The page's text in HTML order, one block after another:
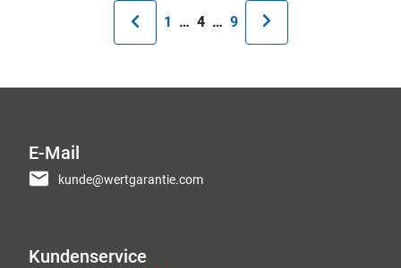
Seitennummerierung
Erste
1 … Aktuelle
4 … Letzte
9
E-Mail
kunde@wertgarantie.com
Kundenservice